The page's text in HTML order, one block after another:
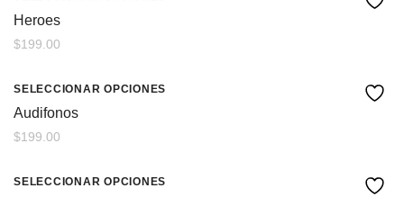
Heroes
$199.00
SELECCIONAR OPCIONES
Audifonos
$199.00
SELECCIONAR OPCIONES